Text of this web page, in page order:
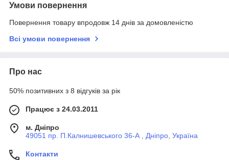
Умови повернення
Повернення товару впродовж 14 днів за домовленістю
Всі умови повернення
Про нас
50% позитивних з 8 відгуків за рік
Працює з 24.03.2011
м. Дніпро
49051 пр. П.Калнишевського 36-А , Дніпро, Україна
Контакти